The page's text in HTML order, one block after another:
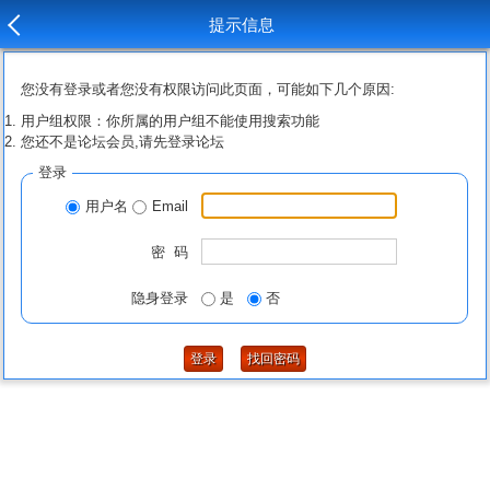
提示信息
您没有登录或者您没有权限访问此页面，可能如下几个原因:
用户组权限：你所属的用户组不能使用搜索功能
您还不是论坛会员,请先登录论坛
登录
用户名 Email
密 码
隐身登录 是 否